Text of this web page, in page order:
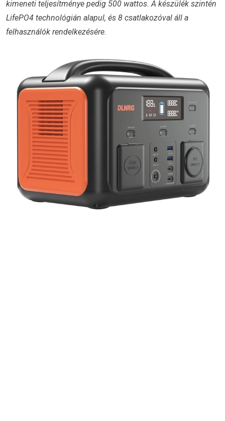
kimeneti teljesítménye pedig 500 wattos. A készülék szintén
LifePO4 technológián alapul, és 8 csatlakozóval áll a
felhasználók rendelkezésére.